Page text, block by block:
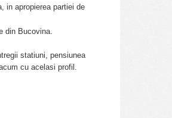
in apropierea partiei de
din Bucovina.
statiuni, pensiunea
cu acelasi profil.